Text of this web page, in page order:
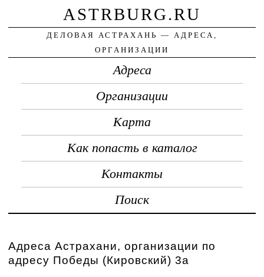
ASTRBURG.RU
ДЕЛОВАЯ АСТРАХАНЬ — АДРЕСА,
ОРГАНИЗАЦИИ
Адреса
Организации
Карта
Как попасть в каталог
Контакты
Поиск
Адреса Астрахани, организации по
адресу Победы (Кировский) 3а